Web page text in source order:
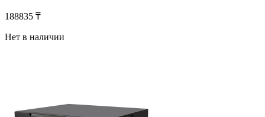
188835 ₸
Нет в наличии